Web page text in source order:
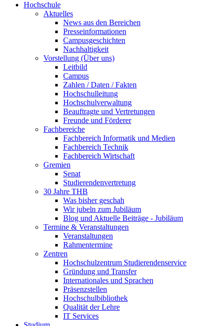
Hochschule
Aktuelles
News aus den Bereichen
Presseinformationen
Campusgeschichten
Nachhaltigkeit
Vorstellung (Über uns)
Leitbild
Campus
Zahlen / Daten / Fakten
Hochschulleitung
Hochschulverwaltung
Beauftragte und Vertretungen
Freunde und Förderer
Fachbereiche
Fachbereich Informatik und Medien
Fachbereich Technik
Fachbereich Wirtschaft
Gremien
Senat
Studierendenvertretung
30 Jahre THB
Was bisher geschah
Wir jubeln zum Jubiläum
Blog und Aktuelle Beiträge - Jubiläum
Termine & Veranstaltungen
Veranstaltungen
Rahmentermine
Zentren
Hochschulzentrum Studierendenservice
Gründung und Transfer
Internationales und Sprachen
Präsenzstellen
Hochschulbibliothek
Qualität der Lehre
IT Services